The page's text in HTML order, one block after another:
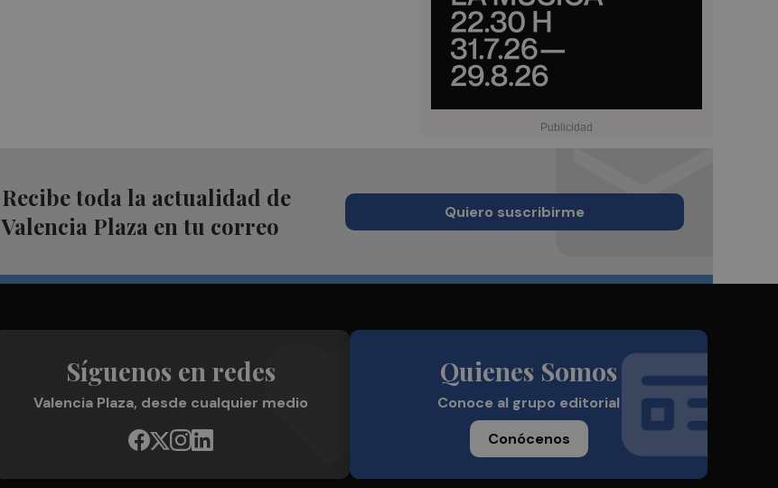
Recibe toda la actualidad de
Valencia Plaza en tu correo
Quiero suscribirme
Síguenos en redes
Valencia Plaza, desde cualquier medio
Quienes Somos
Conoce al grupo editorial
Conócenos